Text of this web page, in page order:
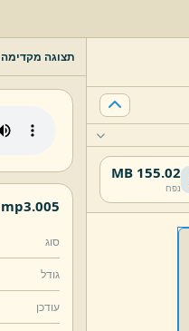
155.02 MB
נפח
תצוגה מקדימה
005.
mp3
סוג
גודל
עודכן